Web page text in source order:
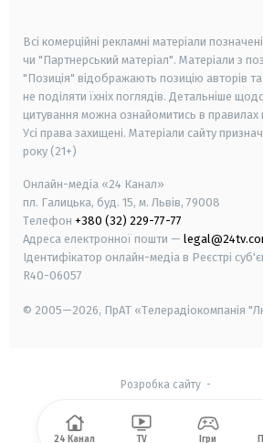
Всі комерційні рекламні матеріали
чи "Партнерський матеріал". Матеріали з
"Позиція" відображають позицію авторів
не поділяти їхніх поглядів. Детальніше
цитування можна ознайомитись в правилах
Усі права захищені. Матеріали сайту
року (21+)
Онлайн-медіа «24 Канал»
пл. Галицька, буд. 15, м. Львів, 79008
Телефон +380 (32) 229-77-77
Адреса електронної пошти —
Ідентифікатор онлайн-медіа в Реєстрі
R40-06057
© 2005—2026, ПрАТ «Телерадіокомпанія
Розробка сайту-
24 Канал TV Ігри